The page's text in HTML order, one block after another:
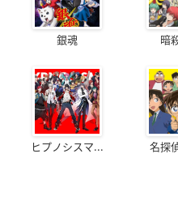
銀魂 暗
ヒプノシスマ... 名探